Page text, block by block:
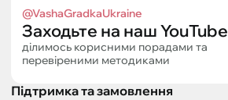
@VashaGradkaUkraine
Заходьте на наш YouTube
ділимось корисними порадами та
перевіреними методиками
Підтримка та замовлення